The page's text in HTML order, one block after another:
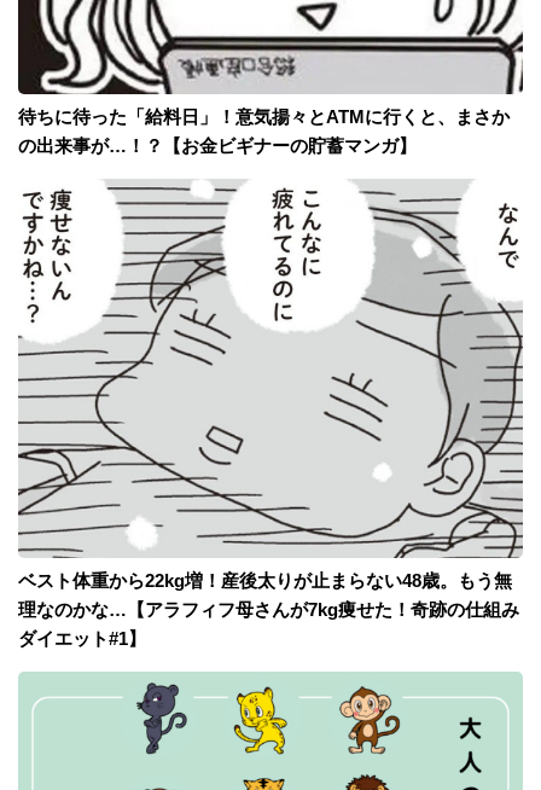
待ちに待った「給料日」！意気揚々とATMに行くと、まさか
の出来事が…！？【お金ビギナーの貯蓄マンガ】
ベスト体重から22kg増！産後太りが止まらない48歳。もう無
理なのかな…【アラフィフ母さんが7kg痩せた！奇跡の仕組み
ダイエット#1】